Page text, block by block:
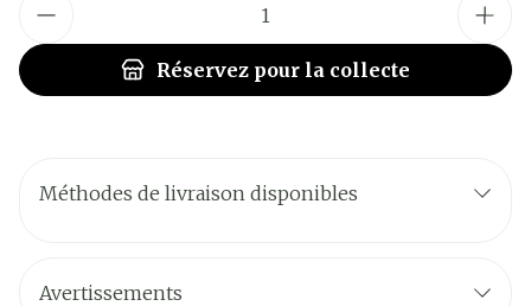
Réservez pour la collecte
Méthodes de livraison disponibles
Avertissements